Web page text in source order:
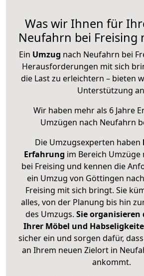
Was wir Ihnen für
Neufahrn bei Freising
Ein Umzug nach Neufahrn bei
Herausforderungen mit sich
die Last zu erleichtern – bieten
Unterstützung
Wir haben mehr als 6 Jahre
Umzügen nach Neufahrn
Die Umzugsexperten haben
Erfahrung im Bereich
bei Freising und kennen die
ein Umzug von Göttingen
Freising mit sich bringt. Sie
alles, von der Planung bis hin
des Umzugs. Sie organisieren
Ihrer Möbel und
sicher ein und sorgen dafür,
an Ihrem neuen Zielort in
ankommt.